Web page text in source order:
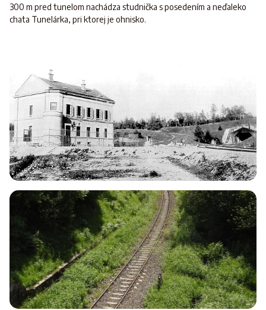
300 m pred tunelom nachádza studnička s posedením a neďaleko
chata Tunelárka, pri ktorej je ohnisko.